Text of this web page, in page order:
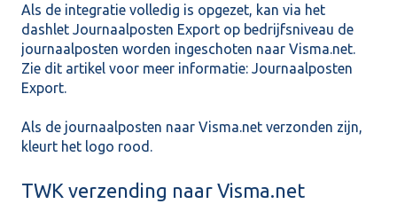
Als de integratie volledig is opgezet, kan via het
dashlet Journaalposten Export op bedrijfsniveau de
journaalposten worden ingeschoten naar Visma.net.
Zie dit artikel voor meer informatie: Journaalposten
Export.
Als de journaalposten naar Visma.net verzonden zijn,
kleurt het logo rood.
TWK verzending naar Visma.net